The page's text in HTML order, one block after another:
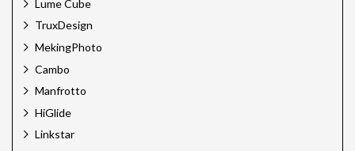
Lume Cube
TruxDesign
MekingPhoto
Cambo
Manfrotto
HiGlide
Linkstar